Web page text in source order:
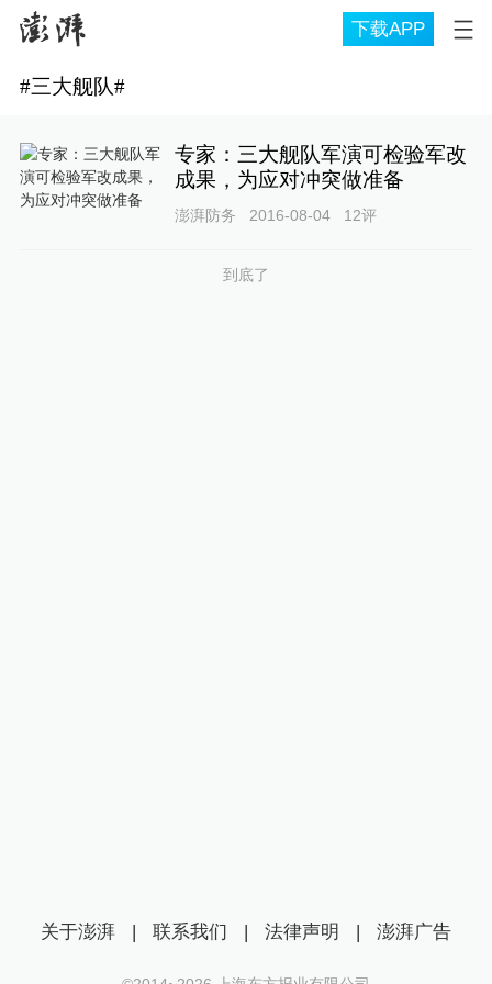
下载APP
#三大舰队#
专家：三大舰队军演可检验军改
成果，为应对冲突做准备
澎湃防务 2016-08-04 12评
到底了
关于澎湃 | 联系我们 | 法律声明 | 澎湃广告